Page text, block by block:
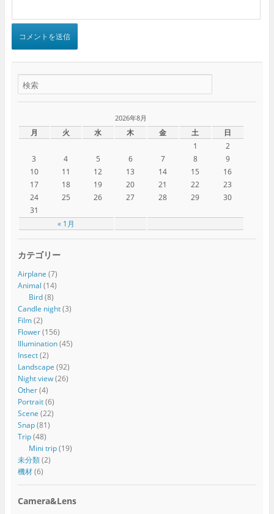
2026年8月
月 火 水 木 金 土 日
« 1月
1
2
3
4 5 6 7 8
9
10
11 12 13 14 15
16
17
18 19 20 21 22
23
24
25 26 27 28 29
30
31
カテゴリー
Airplane (7)
Animal (14)
Bird(8)
Candle night(3)
Film(2)
Flower(156)
Illumination(45)
Insect(2)
Landscape (92)
Night view(26)
Other(4)
Portrait(6)
Scene (22)
Snap(81)
Trip(48)
Mini trip(19)
未分類(2)
機材(6)
Camera&Lens